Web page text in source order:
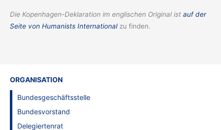
ORGANISATION
Bundesgeschäftsstelle
Bundesvorstand
Delegiertenrat
Die Kopenhagen-Deklaration im englischen Original ist auf der
Seite von Humanists International zu finden.